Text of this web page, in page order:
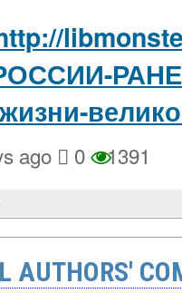
ago 0 1391
AUTHORS'